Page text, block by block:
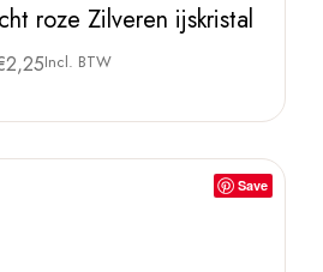
roze Zilveren ijskristal
2,25Incl. BTW
Save